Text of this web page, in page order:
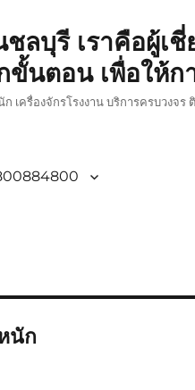
ลบุรี เราคือผู้เ
ขั้นตอน เพื่อให้
ครื่องจักรโรงงาน บริการครบวงจ
นัก